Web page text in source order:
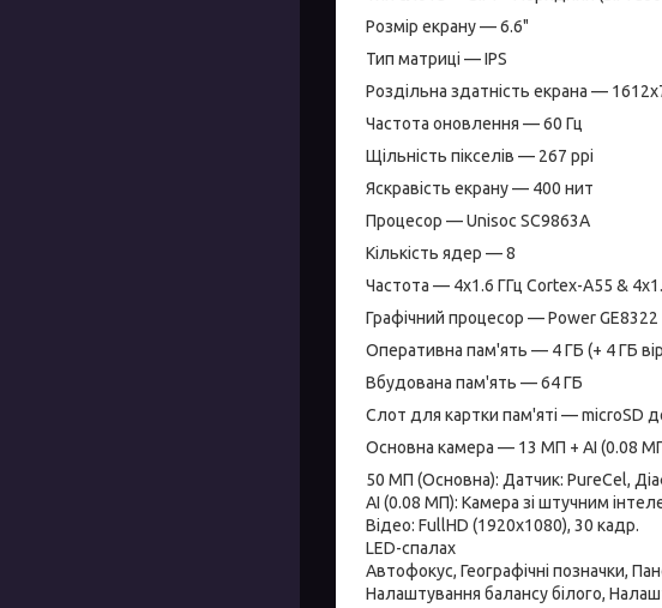
Розмір екрану — 6.6"
Тип матриці — IPS
Роздільна здатність екрана —
Частота оновлення — 60 Гц
Щільність пікселів — 267 ppi
Яскравість екрану — 400 нит
Процесор — Unisoc SC9863A
Кількість ядер — 8
Частота — 4x1.6 ГГц Cortex-A55 &
Графічний процесор — Power GE8322
Оперативна пам'ять — 4 ГБ (+ 4 ГБ
Вбудована пам'ять — 64 ГБ
Слот для картки пам'яті — microSD
Основна камера — 13 МП + AI (0.08
50 МП (Основна): Датчик: PureCel,
AI (0.08 МП): Камера зі штучним
Відео: FullHD (1920x1080), 30 кадр.
LED-спалах
Автофокус, Географічні позначки,
Налаштування балансу білого,